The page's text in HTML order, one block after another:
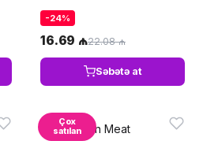
-24%
16.69 ₼22.08 ₼
Səbətə at
Çox
satılan